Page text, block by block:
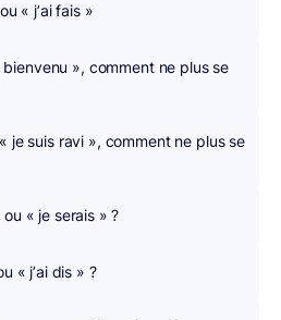
« j’ai fais »
», comment ne plus se
je suis ravi », comment ne plus se
« je serais » ?
« j’ai dis » ?